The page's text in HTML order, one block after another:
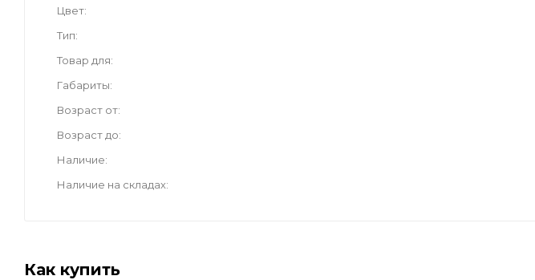
Цвет
Тип
Товар для
Габариты
Возраст от
Возраст до
Наличие
Наличие на складах
Как купить